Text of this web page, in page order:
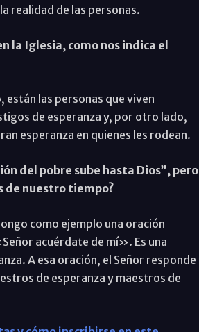
realidad de las personas.
la Iglesia, como nos indica el
están las personas que viven
de esperanza y, por otro lado,
esperanza en quienes les rodean.
del pobre sube hasta Dios”, pero
de nuestro tiempo?
como ejemplo una oración
acuérdate de mí». Es una
A esa oración, el Señor responde
de esperanza y maestros de